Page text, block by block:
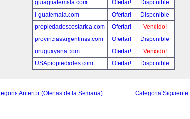
guiaguatemala.com
Ofertar!
Disponible
i-guatemala.com
Ofertar!
Disponible
propiedadescostarica.com
Ofertar!
Vendido!
provinciasargentinas.com
Ofertar!
Disponible
uruguayana.com
Ofertar!
Vendido!
USApropiedades.com
Ofertar! Disponible
Anterior (Ofertas de la Semana) Categoria Siguiente